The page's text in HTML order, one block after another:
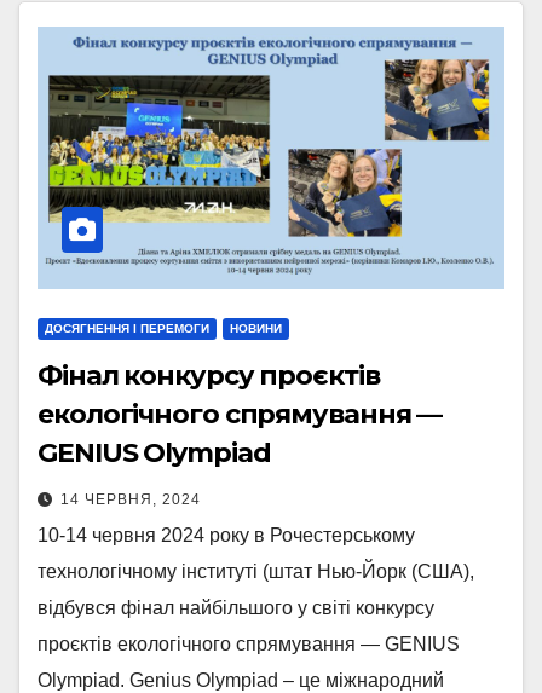
ДОСЯГНЕННЯ І ПЕРЕМОГИ НОВИНИ
Фінал конкурсу проєктів
екологічного спрямування —
GENIUS Olympiad
14 ЧЕРВНЯ, 2024
10-14 червня 2024 року в Рочестерському
технологічному інституті (штат Нью-Йорк (США),
відбувся фінал найбільшого у світі конкурсу
проєктів екологічного спрямування — GENIUS
Olympiad. Genius Olympiad – це міжнародний